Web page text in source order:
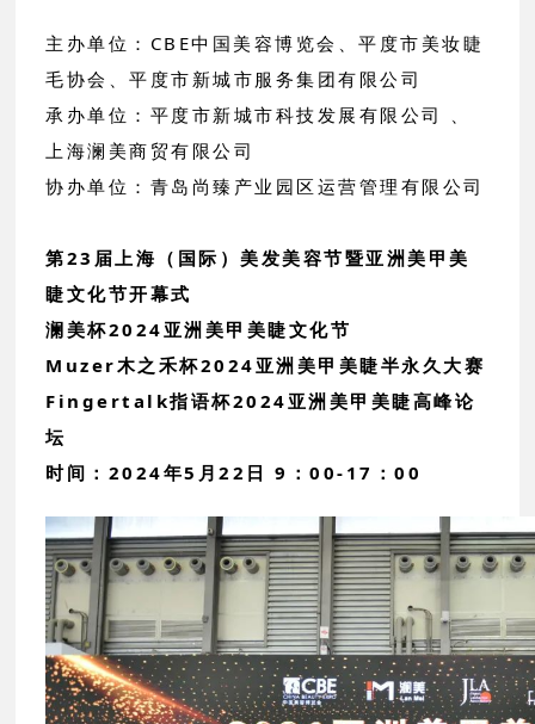
主办单位：CBE中国美容博览会、平度市美妆睫
毛协会、平度市新城市服务集团有限公司
承办单位：平度市新城市科技发展有限公司 、
上海澜美商贸有限公司
协办单位：青岛尚臻产业园区运营管理有限公司
第23届上海（国际）美发美容节暨亚洲美甲美
睫文化节开幕式
澜美杯2024亚洲美甲美睫文化节
Muzer木之禾杯2024亚洲美甲美睫半永久大赛
Fingertalk指语杯2024亚洲美甲美睫高峰论
坛
时间：2024年5月22日 9：00-17：00